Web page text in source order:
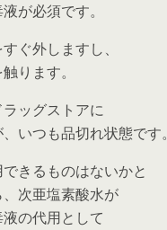
が必須です。
ぐ外しますし、
ります。
ッグストアに
いつも品切れ状態です。
きるものはないかと
次亜塩素酸水が
の代用として